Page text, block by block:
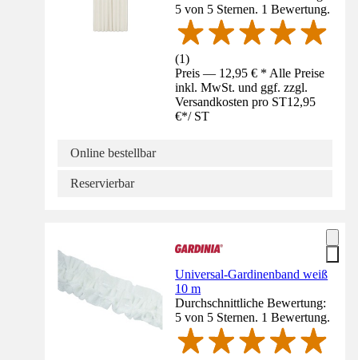
5 von 5 Sternen. 1 Bewertung.
(1)
Preis — 12,95 € * Alle Preise
inkl. MwSt. und ggf. zzgl.
Versandkosten pro ST12,95
€*/ ST
Online bestellbar
Reservierbar
Universal-Gardinenband weiß
10 m
Durchschnittliche Bewertung:
5 von 5 Sternen. 1 Bewertung.